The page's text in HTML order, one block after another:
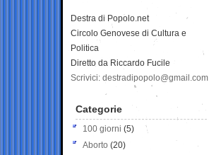
Destra di Popolo.net
Circolo Genovese di Cultura e
Politica
Diretto da Riccardo Fucile
Scrivici: destradipopolo@gmail.com
Categorie
100 giorni (5)
Aborto (20)